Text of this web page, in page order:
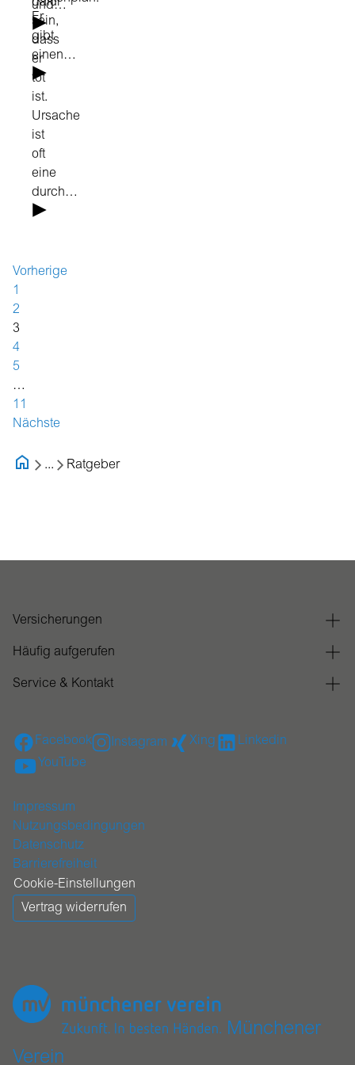
und…
sein,
dass
er
tot
ist.
Ursache
ist
oft
eine
durch…
Er
gibt
einen…
Vorherige
1
2
3
4
5
…
11
Nächste
... Ratgeber
Versicherungen
Häufig aufgerufen
Service & Kontakt
Facebook Instagram Xing
Linkedin
YouTube
Impressum
Nutzungsbedingungen
Datenschutz
Barrierefreiheit
Cookie-Einstellungen
Vertrag widerrufen
Münchener
Verein